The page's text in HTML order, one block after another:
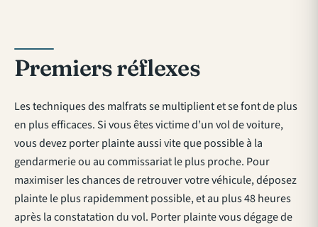
Premiers réflexes
Les techniques des malfrats se multiplient et se font de plus
en plus efficaces. Si vous êtes victime d’un vol de voiture,
vous devez porter plainte aussi vite que possible à la
gendarmerie ou au commissariat le plus proche. Pour
maximiser les chances de retrouver votre véhicule, déposez
plainte le plus rapidemment possible, et au plus 48 heures
après la constatation du vol. Porter plainte vous dégage de